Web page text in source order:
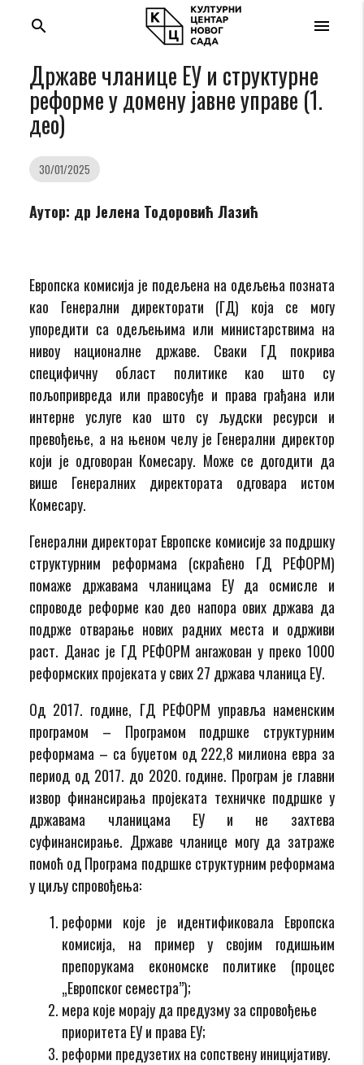
menu
search
Државе чланице ЕУ и структурне
реформе у домену јавне управе (1.
део)
30/01/2025
Аутор: др Јелена Тодоровић Лазић
Европска комисија је подељена на одељења позната
као Генерални директорати (ГД) која се могу
упоредити са одељењима или министарствима на
нивоу националне државе. Сваки ГД покрива
специфичну област политике као што су
пољопривреда или правосуђе и права грађана или
интерне услуге као што су људски ресурси и
превођење, а на њеном челу је Генерални директор
који је одговоран Комесару. Може се догодити да
више Генералних директората одговара истом
Комесару.
Генерални директорат Европске комисије за подршку
структурним реформама (скраћено ГД РЕФОРМ)
помаже државама чланицама ЕУ да осмисле и
спроводе реформе као део напора ових држава да
подрже отварање нових радних места и одрживи
раст. Данас је ГД РЕФОРМ ангажован у преко 1000
реформских пројеката у свих 27 држава чланица ЕУ.
Од 2017. године, ГД РЕФОРМ управља наменским
програмом – Програмом подршке структурним
реформама – са буџетом од 222,8 милиона евра за
период од 2017. до 2020. године. Програм је главни
извор финансирања пројеката техничке подршке у
државама чланицама ЕУ и не захтева
суфинансирање. Државе чланице могу да затраже
помоћ од Програма подршке структурним реформама
у циљу спровођења:
реформи које је идентификовала Европска
комисија, на пример у својим годишњим
препорукама економске политике (процес
„Eвропског семестра”);
мера које морају да предузму за спровођење
приоритета ЕУ и права ЕУ;
реформи предузетих на сопствену иницијативу.